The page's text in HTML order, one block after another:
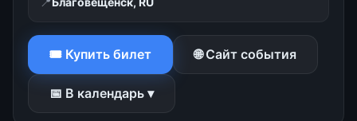
🎟 Купить билет 🌐 Сайт события
📅 В календарь ▾